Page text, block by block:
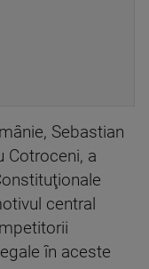
Sebastian
Cotroceni, a
central
în aceste